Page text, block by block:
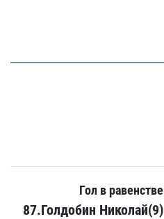
Гол в равенстве
87.Голдобин Николай(9)